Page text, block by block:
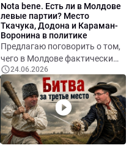
Nota bene. Есть ли в Молдове
левые партии? Место
Ткачука, Додона и Караман-
Воронина в политике
Предлагаю поговорить о том,
чего в Молдове фактически
нет, но что теоретически
может появиться уже в
ближайшие годы. Речь пойдёт
о настоящей левой партии
24.06.2026